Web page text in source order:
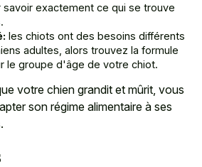
exactement ce qui se trouve
les chiots ont des besoins différents
adultes, alors trouvez la formule
le groupe d'âge de votre chiot.
votre chien grandit et mûrit, vous
son régime alimentaire à ses